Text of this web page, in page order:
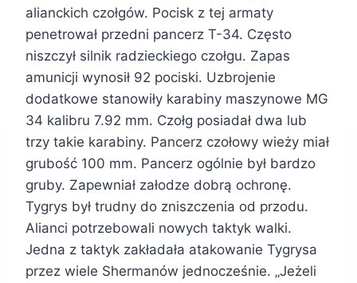
alianckich czołgów. Pocisk z tej armaty
penetrował przedni pancerz T-34. Często
niszczył silnik radzieckiego czołgu. Zapas
amunicji wynosił 92 pociski. Uzbrojenie
dodatkowe stanowiły karabiny maszynowe MG
34 kalibru 7.92 mm. Czołg posiadał dwa lub
trzy takie karabiny. Pancerz czołowy wieży miał
grubość 100 mm. Pancerz ogólnie był bardzo
gruby. Zapewniał załodze dobrą ochronę.
Tygrys był trudny do zniszczenia od przodu.
Alianci potrzebowali nowych taktyk walki.
Jedna z taktyk zakładała atakowanie Tygrysa
przez wiele Shermanów jednocześnie. „Jeżeli